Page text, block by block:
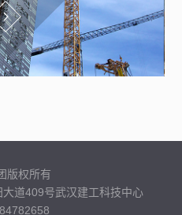
版权所有
道409号武汉建工科技中心